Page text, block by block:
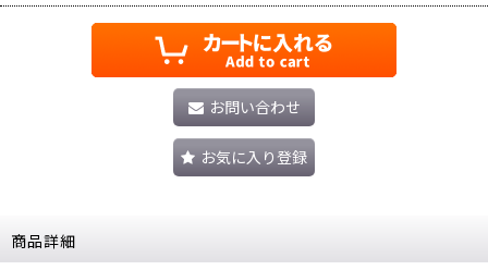
お問い合わせ
お気に入り登録
商品詳細